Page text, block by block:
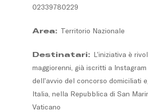
02339780229
Area: Territorio Nazionale
Destinatari: L’iniziativa è
maggiorenni, già iscritti a Instagram
dell’avvio del concorso domiciliati
Italia, nella Repubblica di San
Vaticano